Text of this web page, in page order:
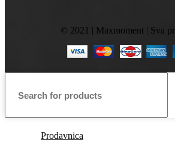
© 2021 | Maxmoment | Sva
Prodavnica